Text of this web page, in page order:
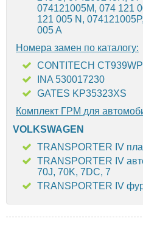
074121005M, 074 121
121 005 N,
005 A
Номера замен по каталогу:
CONTITECH
INA 530017230
GATES KP35323XS
Комплект ГРМ для
VOLKSWAGEN
TRANSPORTER IV
TRANSPORTER IV
70J, 70K, 7DC, 7
TRANSPORTER IV